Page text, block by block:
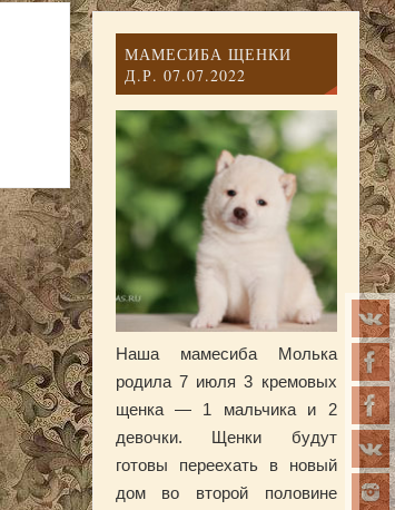
МАМЕСИБА ЩЕНКИ
Д.Р. 07.07.2022
Наша мамесиба Молька
родила 7 июля 3 кремовых
щенка — 1 мальчика и 2
девочки. Щенки будут
готовы переехать в новый
дом во второй половине